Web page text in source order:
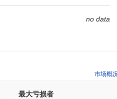
no data
色。 这些指标支持DUSD在稳定币
市场需求和用户需求，同时促进社
，使他们能够在加密货币生态系统
和作为价值储存。 为了支持用户，
市场概
最大亏损者